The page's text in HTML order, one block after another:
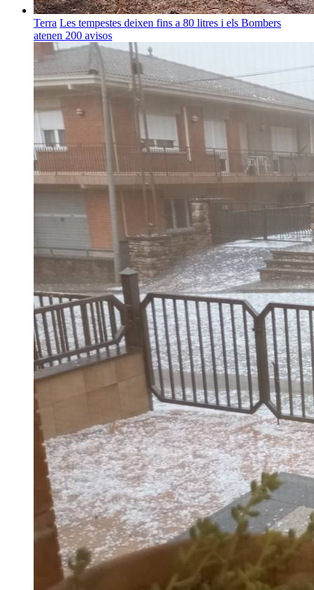
Terra Les tempestes deixen fins a 80 litres i els Bombers
atenen 200 avisos